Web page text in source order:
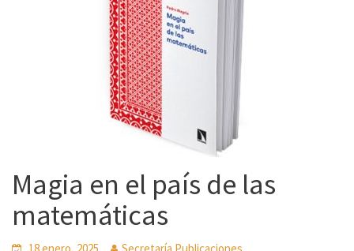
Magia en el país de las
matemáticas